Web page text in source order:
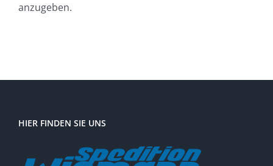
anzugeben.
HIER FINDEN SIE UNS